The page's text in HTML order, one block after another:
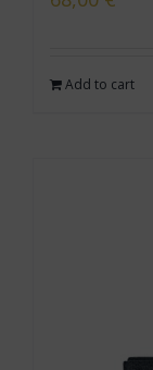
Add to cart